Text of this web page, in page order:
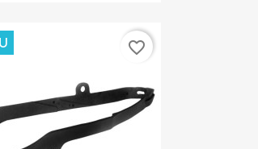
favorite_border